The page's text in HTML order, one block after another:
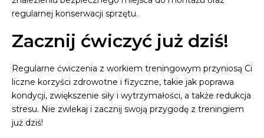
regularnej konserwacji sprzętu.
Zacznij ćwiczyć już dziś!
Regularne ćwiczenia z workiem treningowym przyniosą Ci
liczne korzyści zdrowotne i fizyczne, takie jak poprawa
kondycji, zwiększenie siły i wytrzymałości, a także redukcja
stresu. Nie zwlekaj i zacznij swoją przygodę z treningiem
już dziś!